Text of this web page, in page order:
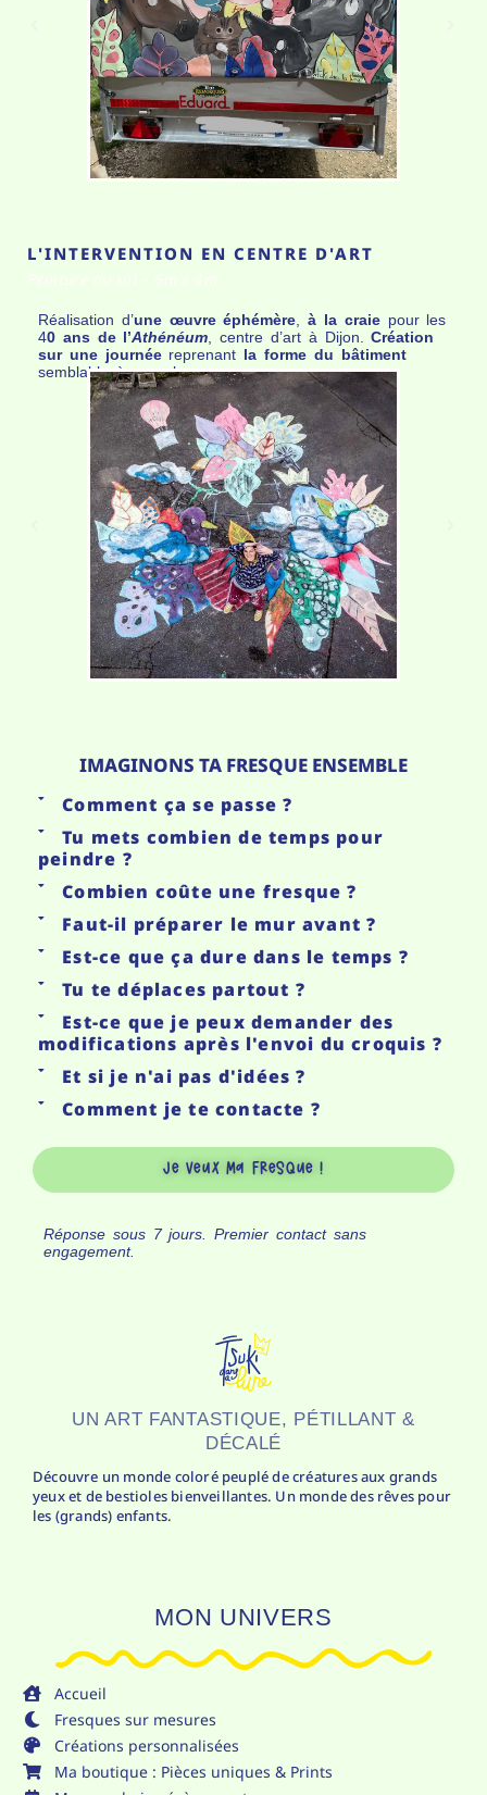
L'INTERVENTION EN CENTRE D'ART
Réalisation d’une œuvre éphémère, à la craie pour les
40 ans de l’Athénéum, centre d’art à Dijon.Création
sur une journée reprenant la forme du bâtiment
semblable à un volcan.
IMAGINONS TA FRESQUE ENSEMBLE
Comment ça se passe ?
Tu mets combien de temps pour
peindre ?
Combien coûte une fresque ?
Faut-il préparer le mur avant ?
Est-ce que ça dure dans le temps ?
Tu te déplaces partout ?
Est-ce que je peux demander des
modifications après l'envoi du croquis ?
Et si je n'ai pas d'idées ?
Comment je te contacte ?
Je Veux Ma Fresque !
Réponse sous 7 jours. Premier contact sans
engagement.
UN ART FANTASTIQUE, PÉTILLANT &
DÉCALÉ
Découvre un monde coloré peuplé de créatures aux grands
yeux et de bestioles bienveillantes. Un monde des rêves pour
les (grands) enfants.
MON UNIVERS
Accueil
Fresques sur mesures
Créations personnalisées
Ma boutique : Pièces uniques & Prints